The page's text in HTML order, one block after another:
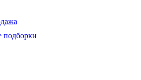
подборки